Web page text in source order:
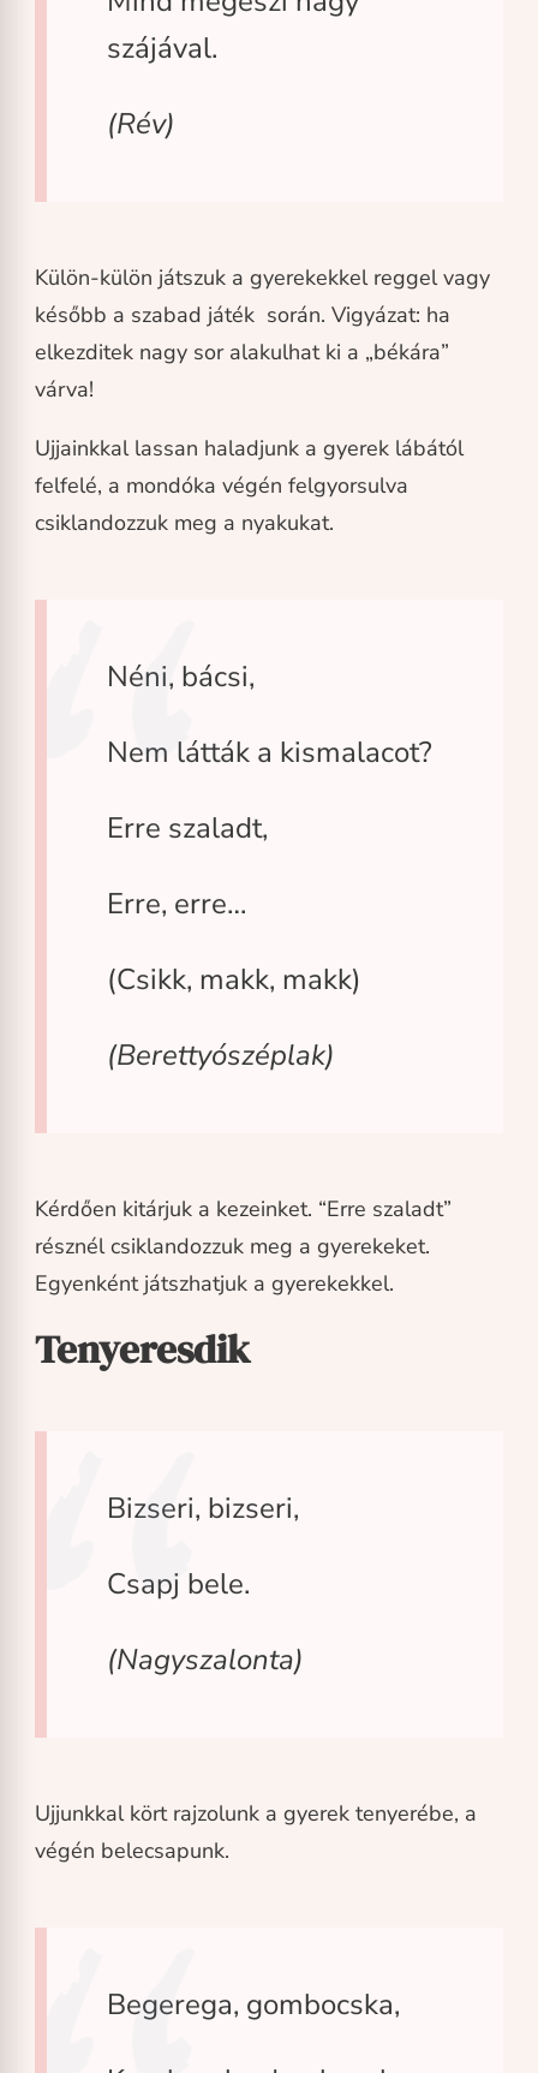
szájával.
(Rév)
Külön-külön játszuk a gyerekekkel reggel vagy
később a szabad játék során. Vigyázat: ha
elkezditek nagy sor alakulhat ki a „békára”
várva!
Ujjainkkal lassan haladjunk a gyerek lábától
felfelé, a mondóka végén felgyorsulva
csiklandozzuk meg a nyakukat.
Néni, bácsi,
Nem látták a kismalacot?
Erre szaladt,
Erre, erre…
(Csikk, makk, makk)
(Berettyószéplak)
Kérdően kitárjuk a kezeinket. “Erre szaladt”
résznél csiklandozzuk meg a gyerekeket.
Egyenként játszhatjuk a gyerekekkel.
Tenyeresdik
Bizseri, bizseri,
Csapj bele.
(Nagyszalonta)
Ujjunkkal kört rajzolunk a gyerek tenyerébe, a
végén belecsapunk.
Begerega, gombocska,